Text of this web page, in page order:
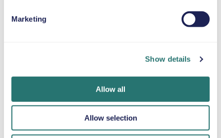
Marketing
Show details
Allow all
Allow selection
minuten via de
autoverhuur
rechtstreeks vanaf
met onze app.
Word online
Upload uw
documenten
rechtstreeks via